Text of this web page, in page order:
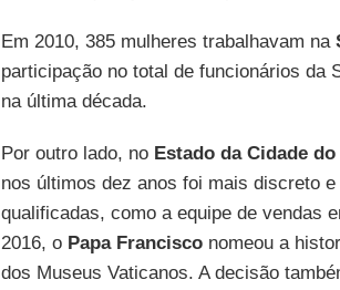
Em 2010, 385 mulheres trabalhavam na
participação no total de funcionários da
na última década.
Por outro lado, no Estado da Cidade
nos últimos dez anos foi mais discreto
qualificadas, como a equipe de vendas
2016, o Papa Francisconomeou a
dos Museus Vaticanos. A decisão